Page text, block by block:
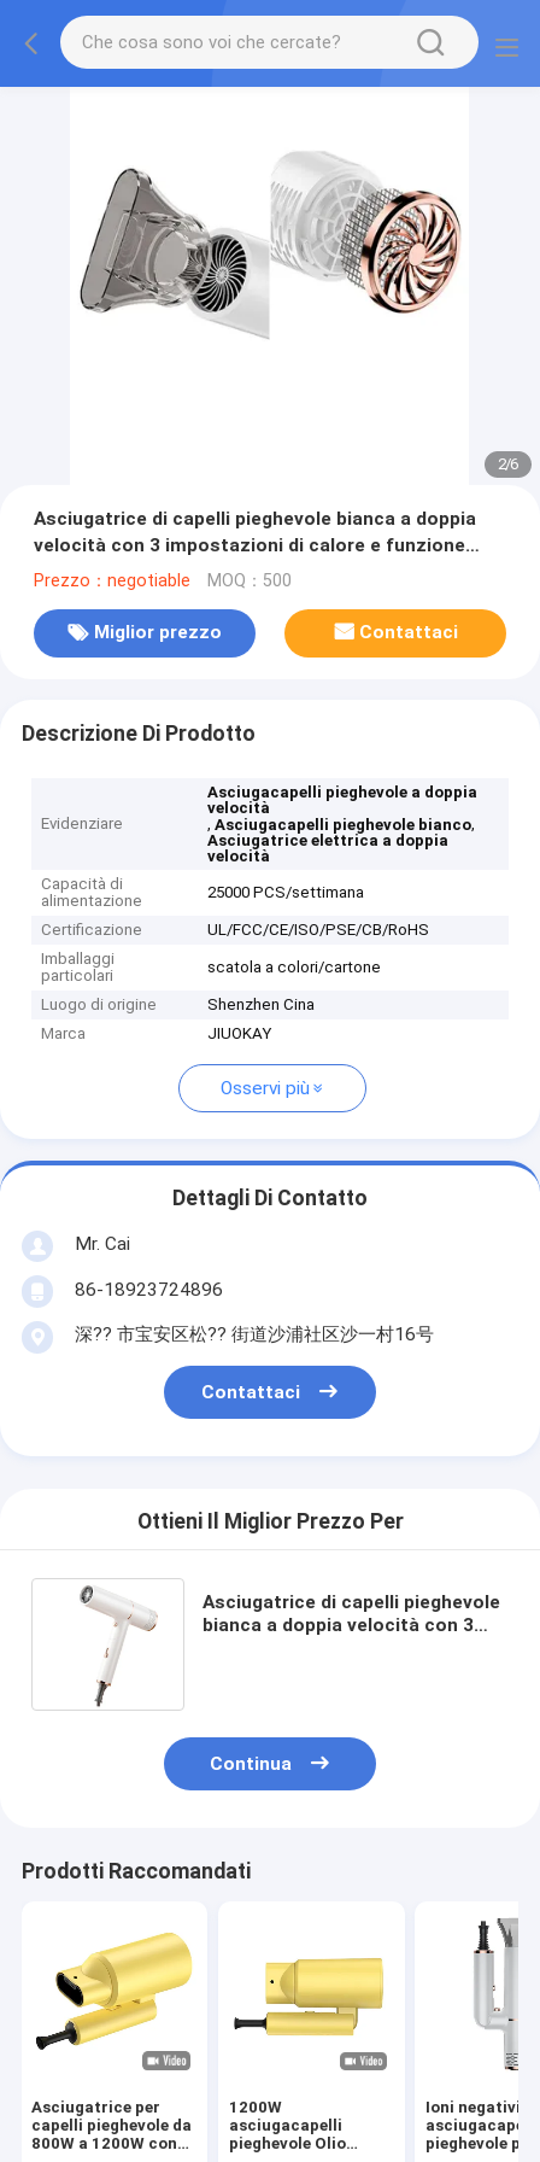
2/6
Asciugatrice di capelli pieghevole bianca a doppia
velocità con 3 impostazioni di calore e funzione
pieghevole
Prezzo：negotiable MOQ：500
Miglior prezzo Contattaci
Descrizione Di Prodotto
Evidenziare
Asciugacapelli pieghevole a doppia
velocità
,Asciugacapelli pieghevole bianco,
Asciugatrice elettrica a doppia
velocità
Capacità di
alimentazione
25000 PCS/settimana
Certificazione
UL/FCC/CE/ISO/PSE/CB/RoHS
Imballaggi
particolari
scatola a colori/cartone
Luogo di origine
Shenzhen Cina
Marca
JIUOKAY
Osservi più
Dettagli Di Contatto
Mr. Cai
86-18923724896
深?? 市宝安区松?? 街道沙浦社区沙一村16号
Contattaci
Ottieni Il Miglior Prezzo Per
Asciugatrice di capelli pieghevole
bianca a doppia velocità con 3
Continua
Prodotti Raccomandati
Asciugatrice per
capelli pieghevole da
800W a 1200W con
1200W
asciugacapelli
pieghevole Olio
Ioni negativi
asciugacapelli
pieghevole